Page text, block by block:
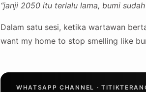
“janji 2050 itu terlalu lama, bumi
Dalam satu sesi, ketika wartawan
want my home to stop smelling like
WHATSAPP CHANNEL ·